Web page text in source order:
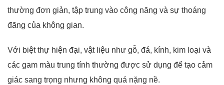
thường đơn giản, tập trung vào công năng và sự thoáng
đãng của không gian.
Với biệt thự hiện đại, vật liệu như gỗ, đá, kính, kim loại và
các gam màu trung tính thường được sử dụng để tạo cảm
giác sang trọng nhưng không quá nặng nề.